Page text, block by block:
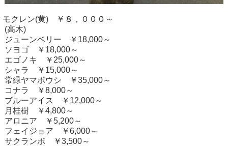
モクレン(黄) ￥８，０００～
(高木)
ジューンベリー ￥18,000～
ソヨゴ ￥18,000～
エゴノキ ￥25,000～
シャラ ￥15,000～
常緑ヤマボウシ ￥35,000～
コナラ ￥8,000～
ブルーアイス ￥12,000～
月桂樹 ￥4,800～
アロニア ￥5,200～
フェイジョア ￥6,000～
サクランボ ￥3,500～